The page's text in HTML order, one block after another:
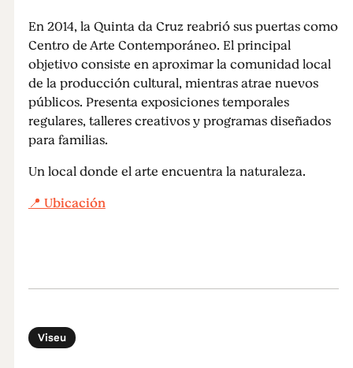
En 2014, la Quinta da Cruz reabrió sus puertas como
Centro de Arte Contemporáneo. El principal
objetivo consiste en aproximar la comunidad local
de la producción cultural, mientras atrae nuevos
públicos. Presenta exposiciones temporales
regulares, talleres creativos y programas diseñados
para familias.
Un local donde el arte encuentra la naturaleza.
📍 Ubicación
Viseu